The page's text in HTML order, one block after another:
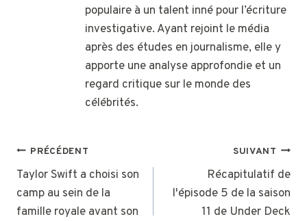
populaire à un talent inné pour l’écriture
investigative. Ayant rejoint le média
après des études en journalisme, elle y
apporte une analyse approfondie et un
regard critique sur le monde des
célébrités.
NAVIGATION
DE
L’ARTICLE
PRÉCÉDENT
Taylor Swift a choisi son
camp au sein de la
famille royale avant son
SUIVANT
Récapitulatif de
l'épisode 5 de la saison
11 de Under Deck